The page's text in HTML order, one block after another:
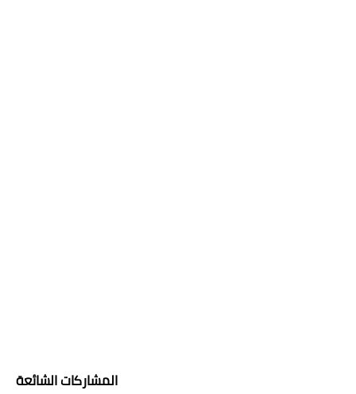
المشاركات الشائعة